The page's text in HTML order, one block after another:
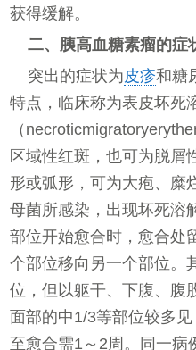
获得缓解。
二、胰高血糖素瘤的症
突出的症状为皮疹和糖
特点，临床称为表皮坏死
（
区域性红斑，也可为脱屑
形或弧形，可为大疱、糜
母菌所感染，出现坏死溶
部位开始愈合时，愈合处
个部位移向另一个部位。
位，但以躯干、下腹、腹
面部的中1/3等部位较多
至愈合需1～2周。同一病